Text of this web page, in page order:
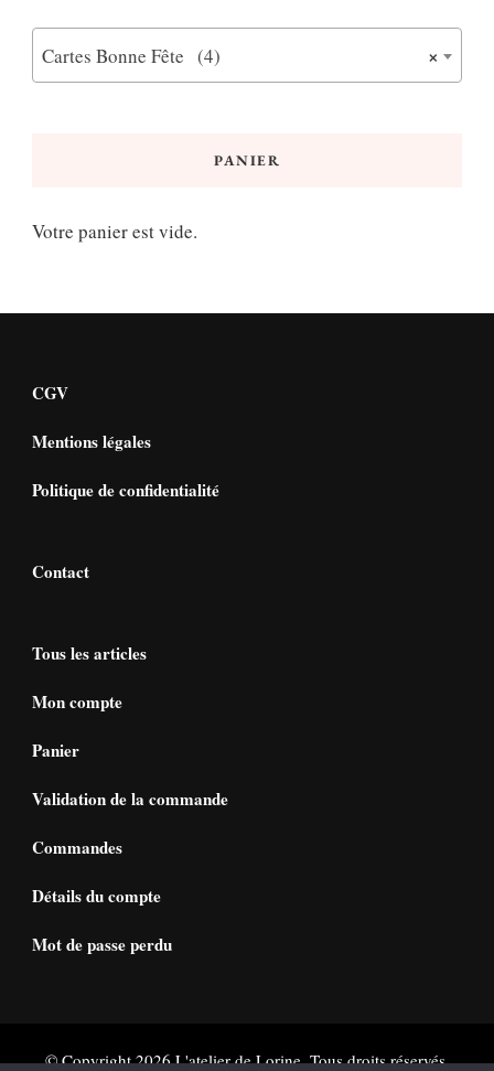
×
Cartes Bonne Fête (4)
PANIER
Votre panier est vide.
CGV
Mentions légales
Politique de confidentialité
Contact
Tous les articles
Mon compte
Panier
Validation de la commande
Commandes
Détails du compte
Mot de passe perdu
© Copyright 2026L'atelier de Lorine. Tous droits réservés.